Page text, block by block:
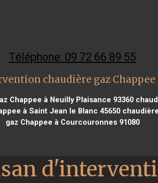
Téléphone: 09 72 66 89 55
chaudière gaz Chappee
Chappee à Neuilly Plaisance 93360
à Saint Jean le Blanc 45650chaudière
gaz Chappee à Courcouronnes 91080